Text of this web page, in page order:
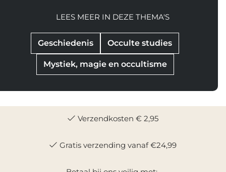
Geschiedenis Occulte studies
Mystiek, magie en occultisme
LEES MEER IN DEZE THEMA'S
Verzendkosten € 2,95
Gratis verzending vanaf €24,99